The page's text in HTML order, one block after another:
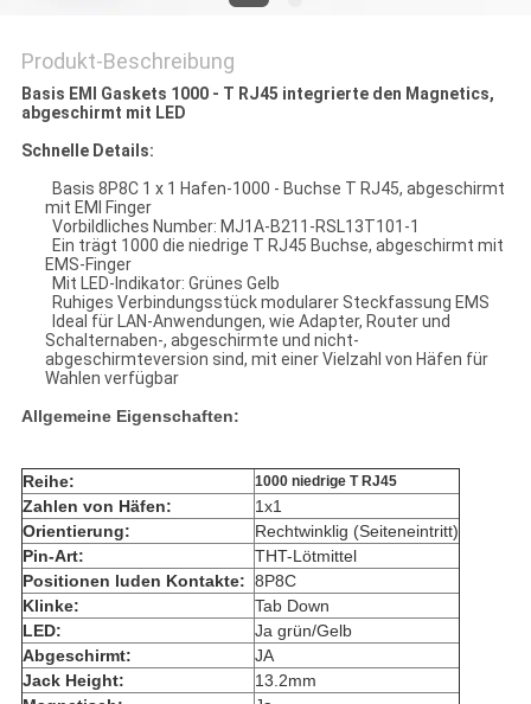
Produkt-Beschreibung
Basis EMI Gaskets 1000 - T RJ45 integrierte den Magnetics,
abgeschirmt mit LED
Schnelle Details:
Basis 8P8C 1 x 1 Hafen-1000 - Buchse T RJ45, abgeschirmt
mit EMI Finger
Vorbildliches Number: MJ1A-B211-RSL13T101-1
Ein trägt 1000 die niedrige T RJ45 Buchse, abgeschirmt mit
EMS-Finger
Mit LED-Indikator: Grünes Gelb
Ruhiges Verbindungsstück modularer Steckfassung EMS
Ideal für LAN-Anwendungen, wie Adapter, Router und
Schalternaben-, abgeschirmte und nicht-
abgeschirmteversion sind, mit einer Vielzahl von Häfen für
Wahlen verfügbar
Allgemeine Eigenschaften:
Reihe: 1000 niedrige T RJ45
Zahlen von Häfen:
1x1
Orientierung:
Rechtwinklig (Seiteneintritt)
Pin-Art:
THT-Lötmittel
Positionen luden Kontakte: 8P8C
Klinke:
Tab Down
LED:
Ja grün/Gelb
Abgeschirmt:
JA
Jack Height:
13.2mm